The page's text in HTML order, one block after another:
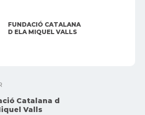
FUNDACIÓ CATALANA
D ELA MIQUEL VALLS
Catalana d
Valls